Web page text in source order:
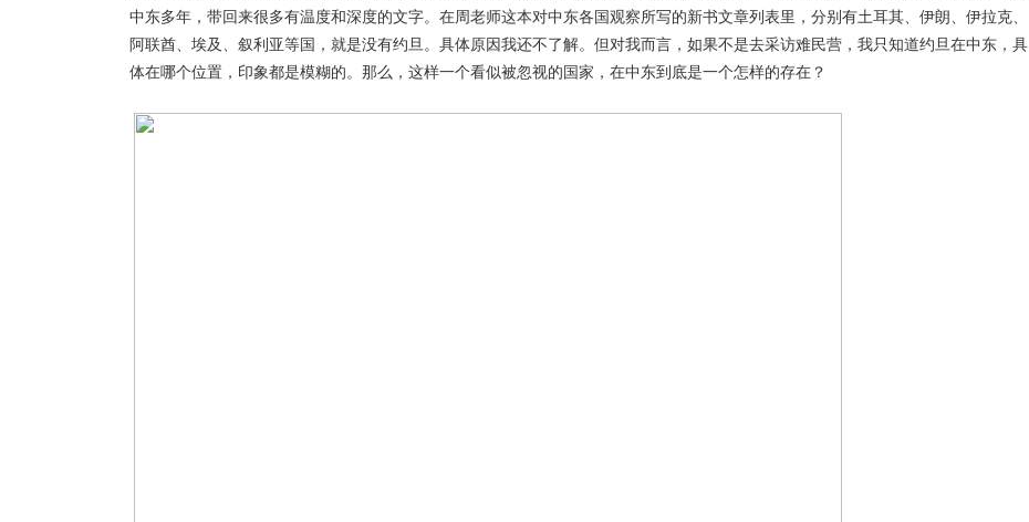
中东多年，带回来很多有温度和深度的文字。在周老师这本对中东各国观察所写的新书文章列表里，分别有土耳其、伊朗、伊拉克、
阿联酋、埃及、叙利亚等国，就是没有约旦。具体原因我还不了解。但对我而言，如果不是去采访难民营，我只知道约旦在中东，具
体在哪个位置，印象都是模糊的。那么，这样一个看似被忽视的国家，在中东到底是一个怎样的存在？